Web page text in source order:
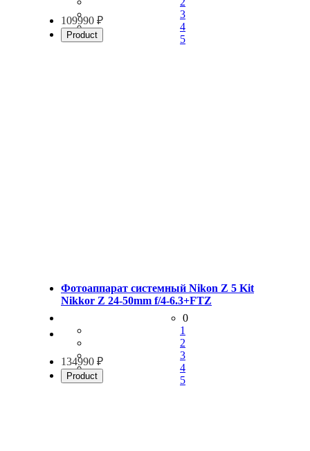
3
4
5
109990 ₽
Product
Фотоаппарат системный Nikon Z 5 Kit
Nikkor Z 24-50mm f/4-6.3+FTZ
0
1
2
3
4
5
134990 ₽
Product